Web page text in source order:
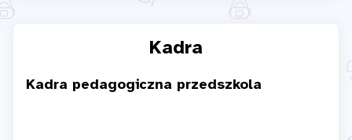
Kadra
Kadra pedagogiczna przedszkola